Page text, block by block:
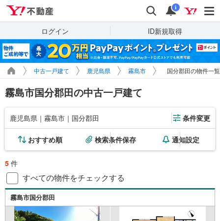
検索 通知
i
ログイン ID新規取得
中古一戸建て 鹿児島県 霧島市 国分郡田の物件一覧
霧島市国分郡田の中古一戸建て
鹿児島県｜霧島市｜国分郡田 条件変更
おすすめ順 検索条件保存 通知設定
5 件
すべての物件をチェックする
霧島市国分郡田